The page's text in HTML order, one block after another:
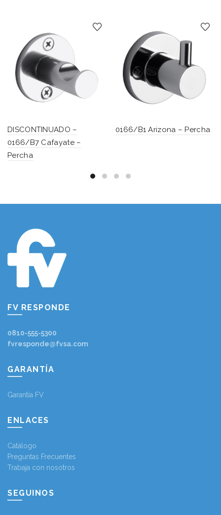
DISCONTINUADO –
0166/B7 Cafayate –
Percha
0166/B1 Arizona – Percha
FV RESPONDE
0810-555-5300
fvresponde@fvsa.com
GARANTÍA
Garantía FV
ENLACES
Catálogo
Preguntas Frecuentes
Trabaja con nosotros
SEGUINOS